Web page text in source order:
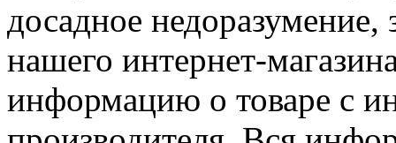
досадное недоразумение,
нашего интернет-
информацию о товаре с